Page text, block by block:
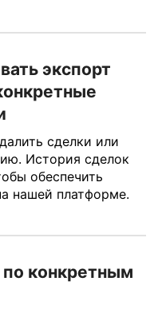
экспорт
сделки или
История сделок
обеспечить
нашей платформе.
конкретным